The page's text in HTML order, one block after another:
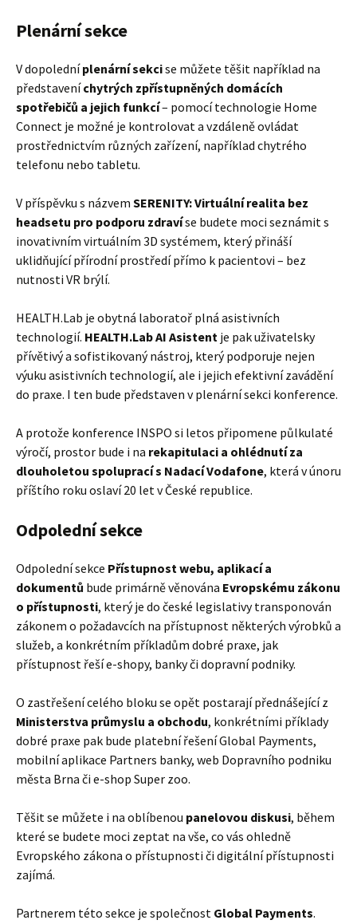
Plenární sekce
V dopoledníplenární sekcise můžete těšit například na
představeníchytrých zpřístupněných domácích
spotřebičů a jejich funkcí– pomocí technologie Home
Connect je možné je kontrolovat a vzdáleně ovládat
prostřednictvím různých zařízení, například chytrého
telefonu nebo tabletu.
V příspěvku s názvem SERENITY: Virtuální realita bez
headsetu pro podporu zdravíse budete moci seznámit s
inovativním virtuálním 3D systémem, který přináší
uklidňující přírodní prostředí přímo k pacientovi – bez
nutnosti VR brýlí.
HEALTH.Lab je obytná laboratoř plná asistivních
technologií. HEALTH.Lab AI Asistent je pak uživatelsky
přívětivý a sofistikovaný nástroj, který podporuje nejen
výuku asistivních technologií, ale i jejich efektivní zavádění
do praxe. I ten bude představen v plenární sekci konference.
A protože konference INSPO si letos připomene půlkulaté
výročí, prostor bude i na rekapitulaci a ohlédnutí za
dlouholetou spoluprací s Nadací Vodafone, která v únoru
příštího roku oslaví 20 let v České republice.
Odpolední sekce
Odpolední sekce Přístupnost webu, aplikací a
dokumentů bude primárně věnována Evropskému zákonu
o přístupnosti, který je do české legislativy transponován
zákonem o požadavcích na přístupnost některých výrobků a
služeb, a konkrétním příkladům dobré praxe, jak
přístupnost řeší e-shopy, banky či dopravní podniky.
O zastřešení celého bloku se opět postarají přednášející z
Ministerstva průmyslu a obchodu, konkrétními příklady
dobré praxe pak bude platební řešení Global Payments,
mobilní aplikace Partners banky, web Dopravního podniku
města Brna či e-shop Super zoo.
Těšit se můžete i na oblíbenou panelovou diskusi, během
které se budete moci zeptat na vše, co vás ohledně
Evropského zákona o přístupnosti či digitální přístupnosti
zajímá.
Partnerem této sekce je společnost Global Payments.